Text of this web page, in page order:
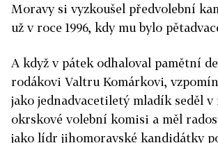
Moravy si vyzkoušel předvolební
už v roce 1996, kdy mu bylo
A když v pátek odhaloval pamětní
rodákovi Valtru Komárkovi,
jako jednadvacetiletý mladík seděl v
okrskové volební komisi a měl
jako lídr jihomoravské kandidátky